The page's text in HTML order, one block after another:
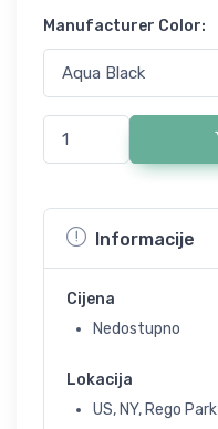
Manufacturer Color:
Informacije
Cijena
Nedostupno
Lokacija
US, NY, Rego Park